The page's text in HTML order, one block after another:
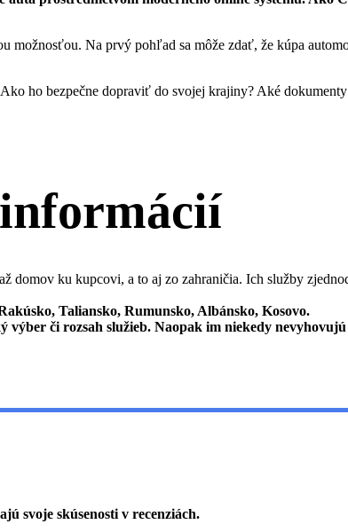
možnosťou. Na prvý pohľad sa môže zdať, že kúpa
ho bezpečne dopraviť do svojej krajiny? Aké
domov ku kupcovi, a to aj zo zahraničia. Ich služby
Taliansko, Rumunsko, Albánsko, Kosovo.
výber či rozsah služieb. Naopak im niekedy
svoje skúsenosti v recenziách.